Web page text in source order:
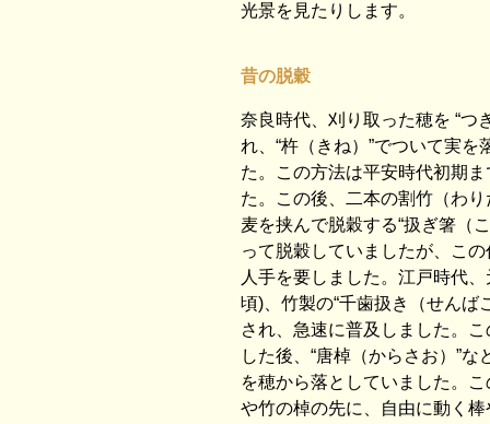
光景を見たりします。
昔の脱穀
奈良時代、刈り取った穂を “つ
れ、“杵（きね）”でついて実を
た。この方法は平安時代初期
た。この後、二本の割竹（わ
麦を挟んで脱穀する“扱ぎ箸（
って脱穀していましたが、こ
人手を要しました。江戸時代
頃)、竹製の“千歯扱き（せんば
され、急速に普及しました。
した後、“唐棹（からさお）”な
を穂から落としていました。
や竹の棹の先に、自由に動く